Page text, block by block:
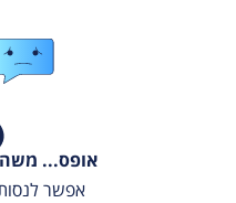
אופס...
אפשר